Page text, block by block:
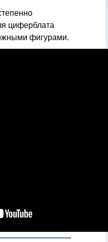
циферблата
фигурами.